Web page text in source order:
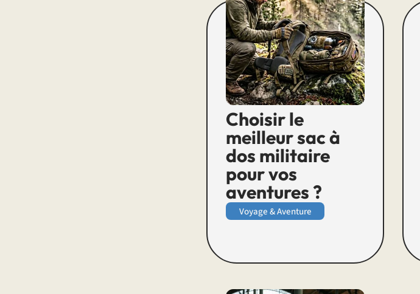
Choisir le
meilleur sac à
dos militaire
pour vos
aventures ?
Voyage & Aventure